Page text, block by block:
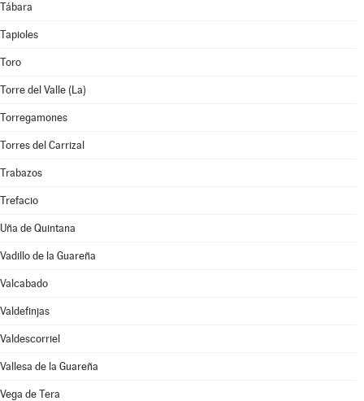
Tábara
Tapioles
Toro
Torre del Valle (La)
Torregamones
Torres del Carrizal
Trabazos
Trefacio
Uña de Quintana
Vadillo de la Guareña
Valcabado
Valdefinjas
Valdescorriel
Vallesa de la Guareña
Vega de Tera